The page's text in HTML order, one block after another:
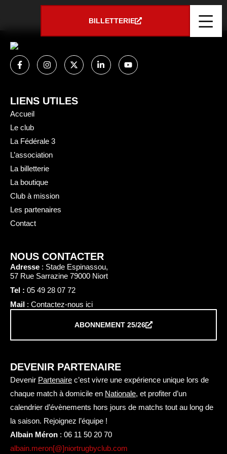
BILLETTERIE
LIENS UTILES
Accueil
Le club
La Fédérale 3
L’association
La billetterie
La boutique
Club à mission
Les partenaires
Contact
NOUS CONTACTER
Adresse : Stade Espinassou,
57 Rue Sarrazine 79000 Niort
Tel : 05 49 28 07 72
Mail : Contactez-nous ici
ABONNEMENT 25/26
DEVENIR PARTENAIRE
Devenir Partenaire c’est vivre une expérience unique lors de
chaque match à domicile en Nationale, et profiter d’un
calendrier d’évènements hors jours de matchs tout au long de
la saison. Rejoignez l’équipe !
Albain Méron : 06 11 50 20 70
albain.meron[@]niortrugbyclub.com
Panneau de gestion des cookies